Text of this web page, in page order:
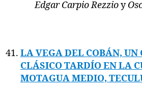
Edgar Carpio Rezzioy
LA VEGA DEL COBÁN, UN
CLÁSICO TARDÍO EN LA
MOTAGUA MEDIO,